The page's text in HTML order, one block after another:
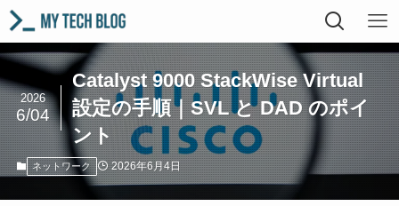
Catalyst 9000 StackWise Virtual
設定の手順｜SVL と DAD のポイ
ント
2026
6/04
ネットワーク 2026年6月4日